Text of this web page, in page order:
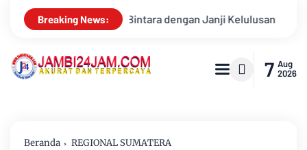
Breaking News:
Konsisten Alirkan Kepedulian, Sinsen Gelar Donor
7 Aug
2026
Beranda REGIONAL SUMATERA